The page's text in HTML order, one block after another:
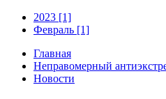
2023 [1]
Февраль [1]
Главная
Неправомерный
Новости